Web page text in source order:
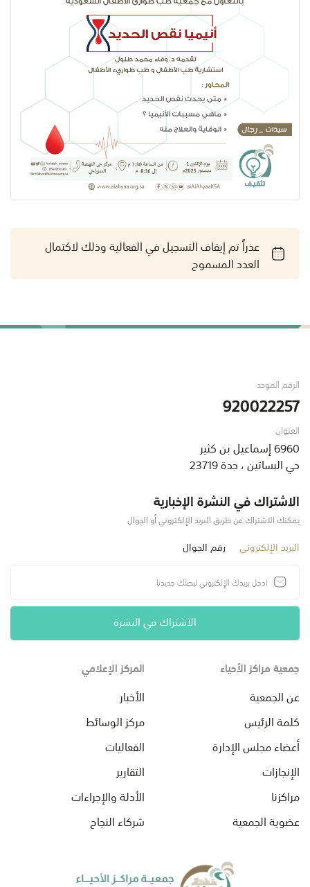
عذراً تم إيقاف التسجيل في الفعالية وذلك لاكتمال
العدد المسموح
الرقم الموحد
920022257
العنوان
6960 إسماعيل بن كثير
حي البساتين ، جدة 23719
الاشتراك في النشرة الإخبارية
يمكنك الاشتراك عن طريق البريد الإلكتروني أو الجوال
البريد الإلكتروني رقم الجوال
الاشتراك في النشرة
جمعية مراكز الأحياء
عن الجمعية
كلمة الرئيس
أعضاء مجلس الإدارة
الإنجازات
مراكزنا
عضوية الجمعية
المركز الإعلامي
الأخبار
مركز الوسائط
الفعاليات
التقارير
الأدلة والإجراءات
شركاء النجاح